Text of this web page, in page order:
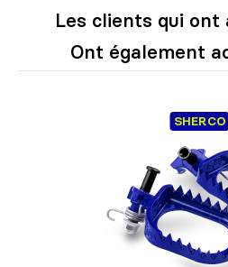
Les clients qui ont
Ont également
SHERCO